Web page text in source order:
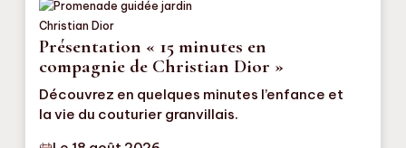
Présentation « 15 minutes en
compagnie de Christian Dior »
Découvrez en quelques minutes l’enfance et
la vie du couturier granvillais.